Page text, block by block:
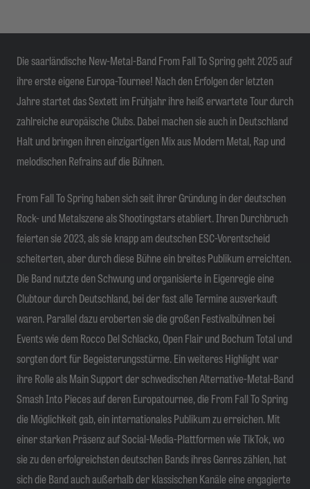
Die saarländische New-Metal-Band From Fall To Spring geht 2025 auf
ihre erste eigene Europa-Tournee! Nach den Erfolgen der letzten
Jahre startet das Sextett im Frühjahr ihre heiß erwartete Tour durch
zahlreiche europäische Clubs. Dabei machen sie auch in Deutschland
Halt und bringen ihren einzigartigen Mix aus Modern Metal, Rap und
melodischen Refrains auf die Bühnen.
From Fall To Springhaben sich seit ihrer Gründung in der deutschen
Rock- und Metalszene als Shootingstars etabliert. Ihren Durchbruch
feierten sie 2023, als sie knapp am deutschen ESC-Vorentscheid
scheiterten, aber durch diese Bühne ein breites Publikum erreichten.
Die Band nutzte den Schwung und organisierte in Eigenregie eine
Clubtour durch Deutschland, bei der fast alle Termine ausverkauft
waren. Parallel dazu eroberten sie die großen Festivalbühnen bei
Events wie dem Rocco Del Schlacko, Open Flair und Bochum Total und
sorgten dort für Begeisterungsstürme. Ein weiteres Highlight war
ihre Rolle als Main Support der schwedischen Alternative-Metal-Band
Smash Into Pieces auf deren Europatournee, die From Fall To Spring
die Möglichkeit gab, ein internationales Publikum zu erreichen. Mit
einer starken Präsenz auf Social-Media-Plattformen wie TikTok, wo
sie zu den erfolgreichsten deutschen Bands ihres Genres zählen, hat
sich die Band auch außerhalb der klassischen Kanäle eine engagierte